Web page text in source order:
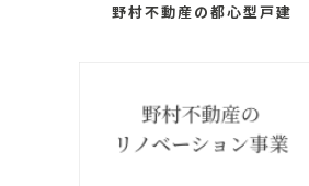
野村不動産の都心型戸建